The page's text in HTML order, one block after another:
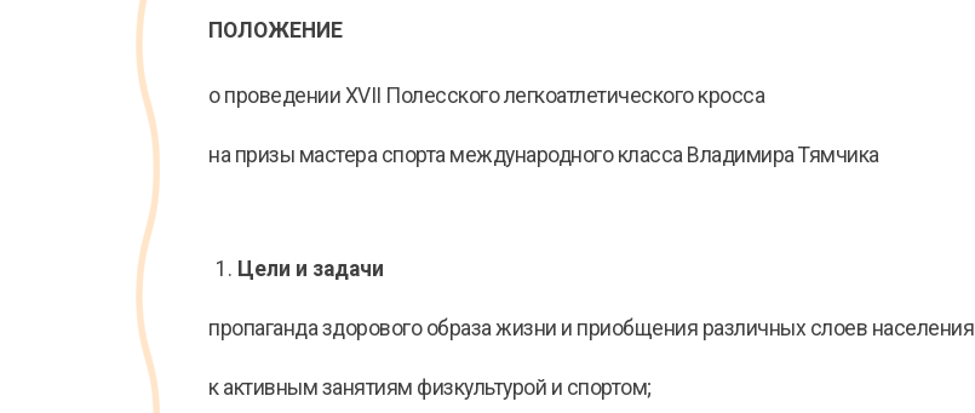
ПОЛОЖЕНИЕ
о проведении XVII Полесского легкоатлетического кросса
на призы мастера спорта международного класса Владимира Тямчика
Цели и задачи
пропаганда здорового образа жизни и приобщения различных слоев населения
к активным занятиям физкультурой и спортом;